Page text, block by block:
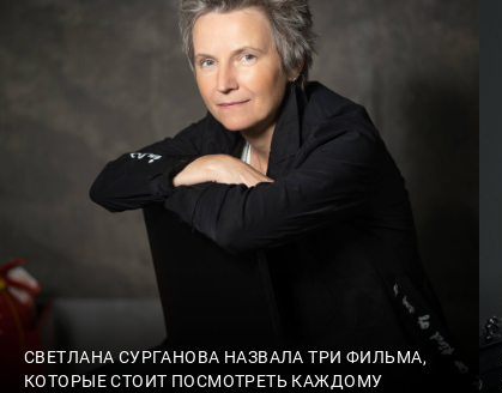
СВЕТЛАНА СУРГАНОВА НАЗВАЛА ТРИ ФИЛЬМА,
КОТОРЫЕ СТОИТ ПОСМОТРЕТЬ КАЖДОМУ